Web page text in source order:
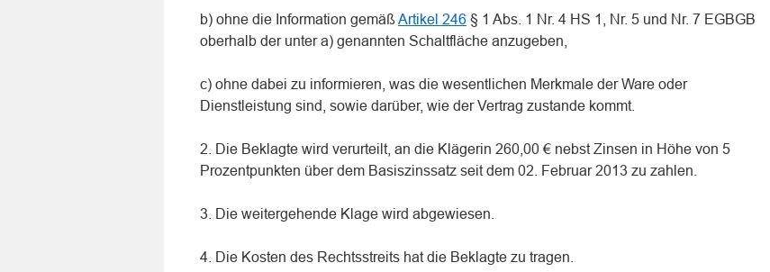
b) ohne die Information gemäßArtikel 246 § 1 Abs. 1 Nr. 4 HS 1, Nr. 5 und Nr. 7 EGBGB
oberhalb der unter a) genannten Schaltfläche anzugeben,
c) ohne dabei zu informieren, was die wesentlichen Merkmale der Ware oder
Dienstleistung sind, sowie darüber, wie der Vertrag zustande kommt.
2. Die Beklagte wird verurteilt, an die Klägerin 260,00 € nebst Zinsen in Höhe von 5
Prozentpunkten über dem Basiszinssatz seit dem 02. Februar 2013 zu zahlen.
3. Die weitergehende Klage wird abgewiesen.
4. Die Kosten des Rechtsstreits hat die Beklagte zu tragen.